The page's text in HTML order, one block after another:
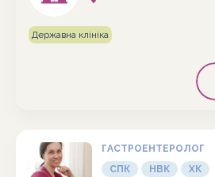
Державна клініка
ГАСТРОЕНТЕРОЛОГ
СПК
НВК ХК